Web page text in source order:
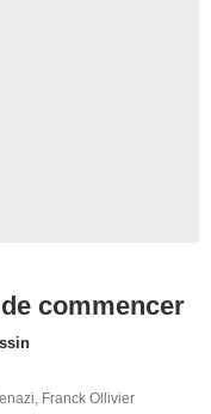
commencer
, Franck Ollivier